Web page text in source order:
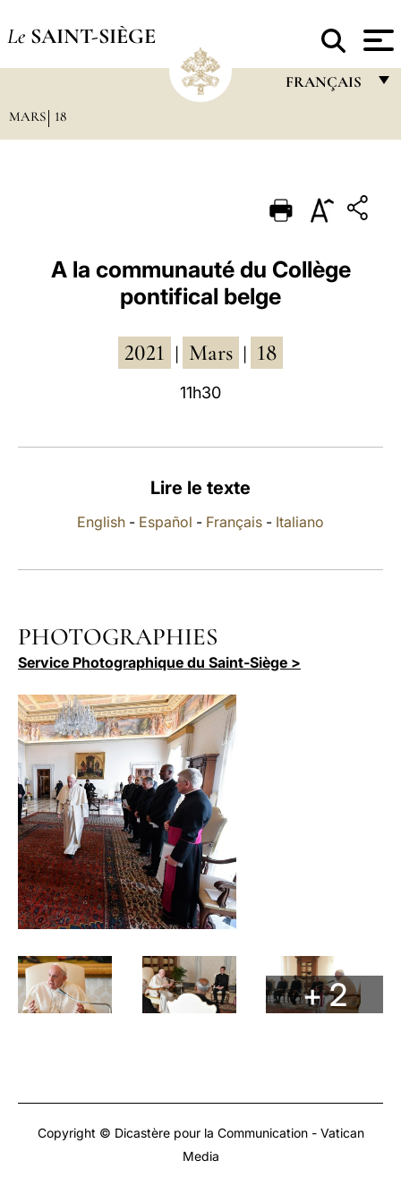
Le SAINT-SIÈGE
FRANÇAIS
PORTUGUÊS
ESPAÑOL
MARS 18
A la communauté du Collège
pontifical belge
2021 Mars 18
11h30
Lire le texte
English - Español - Français - Italiano
PHOTOGRAPHIES
Service Photographique du Saint-Siège >
+ 2
Copyright © Dicastère pour la Communication - Vatican
Media